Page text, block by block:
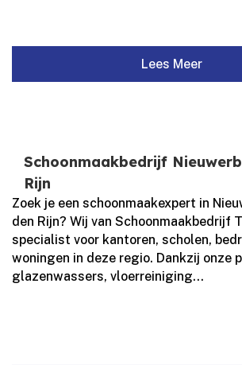
Lees Meer
Schoonmaakbedrijf
Rijn
Zoek je een schoonmaakexpert in
den Rijn? Wij van Schoonmaakbedrijf
specialist voor kantoren, scholen,
woningen in deze regio.​ Dankzij onze
glazenwassers, vloerreiniging...